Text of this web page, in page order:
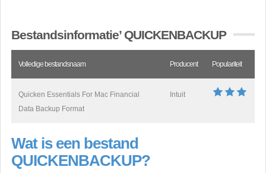
Bestandsinformatie’ QUICKENBACKUP
Volledige bestandsnaam Producent Populariteit
Quicken Essentials For Mac Financial
Data Backup Format
Intuit
Wat is een bestand
QUICKENBACKUP?